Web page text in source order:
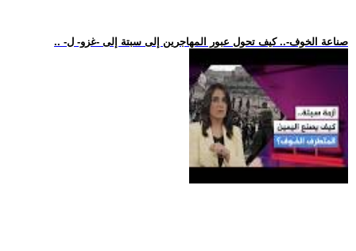
.. -صناعة الخوف-.. كيف تحول عبور المهاجرين إلى سبتة إلى -غزو- ل